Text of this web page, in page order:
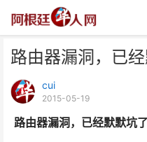
路由器漏洞，已
cui
2015-05-19
路由器漏洞，已经默默坑